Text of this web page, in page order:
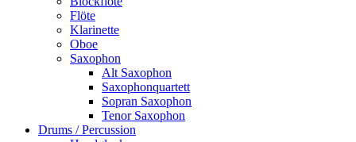
Flöte
Klarinette
Oboe
Saxophon
Alt Saxophon
Saxophonquartett
Sopran Saxophon
Tenor Saxophon
Drums / Percussion